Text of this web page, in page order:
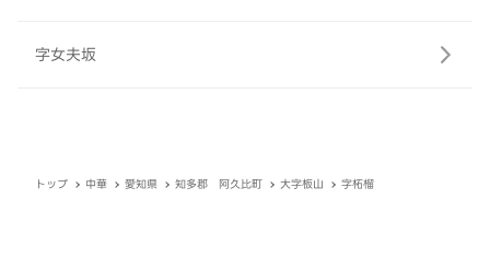
字女夫坂
トップ 中華 愛知県 知多郡 阿久比町 大字板山 字柘榴